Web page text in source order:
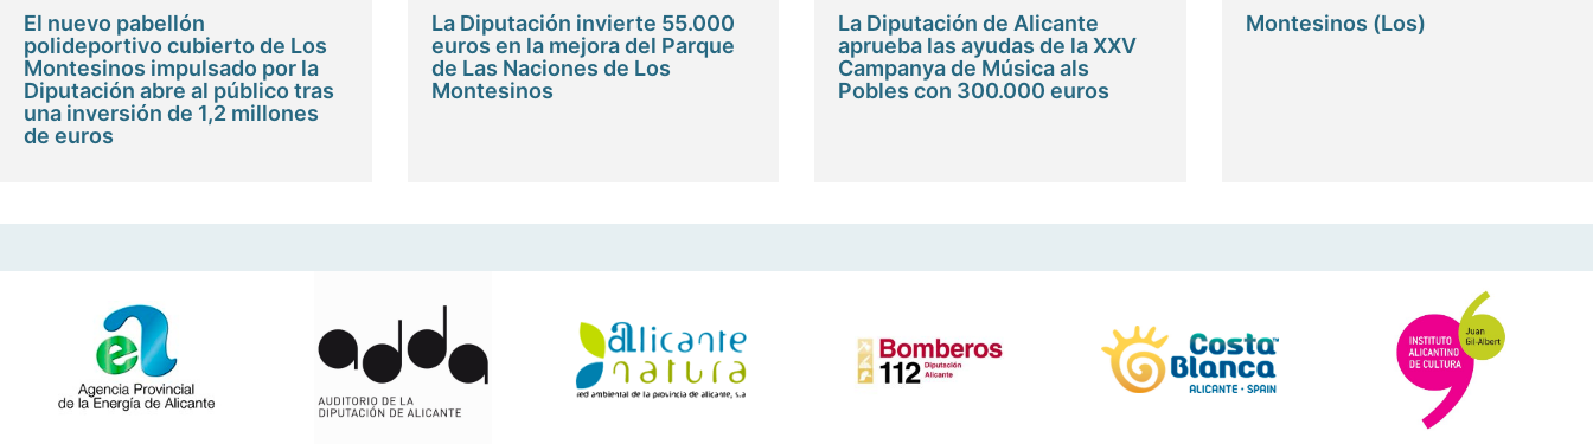
El nuevo pabellón
polideportivo cubierto de Los
Montesinos impulsado por la
Diputación abre al público tras
una inversión de 1,2 millones
de euros
La Diputación invierte 55.000
euros en la mejora del Parque
de Las Naciones de Los
Montesinos
La Diputación de Alicante
aprueba las ayudas de la XXV
Campanya de Música als
Pobles con 300.000 euros
Montesinos (Los)